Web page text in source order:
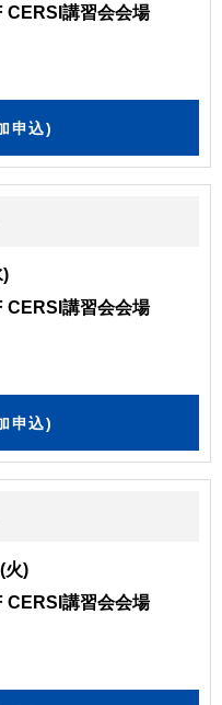
CERSI講習会会場
申込)
)
CERSI講習会会場
申込)
火)
CERSI講習会会場